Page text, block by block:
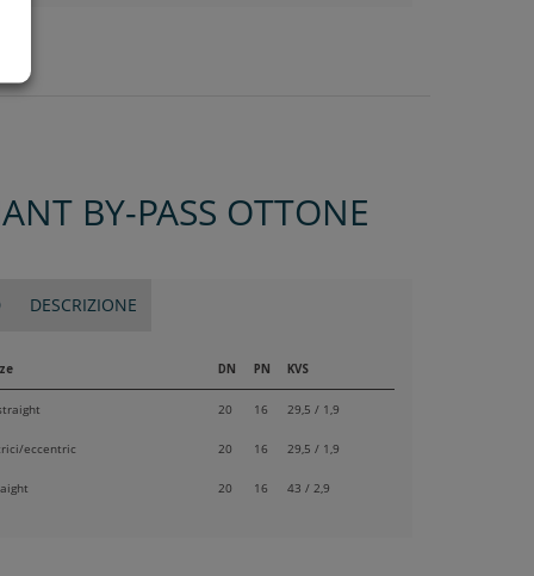
BY-PASS OTTONE
DESCRIZIONE
DN PN KVS
20 16 29,5 / 1,9
eccentric 20 16 29,5 / 1,9
20 16 43 / 2,9